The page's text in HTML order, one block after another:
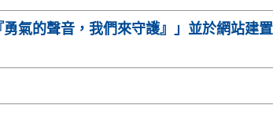
氣的聲音，我們來守護』」並於網站建